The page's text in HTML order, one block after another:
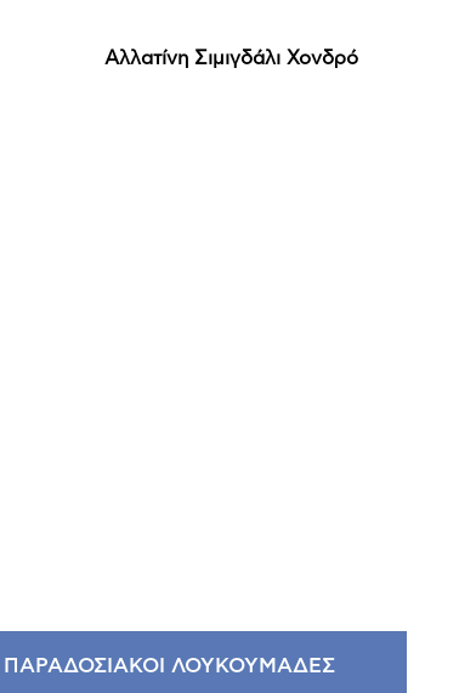
Αλλατίνη Σιμιγδάλι Xoνδρό
ΠΑΡΑΔΟΣΙΑΚΟΙ ΛΟΥΚΟΥΜΑΔΕΣ